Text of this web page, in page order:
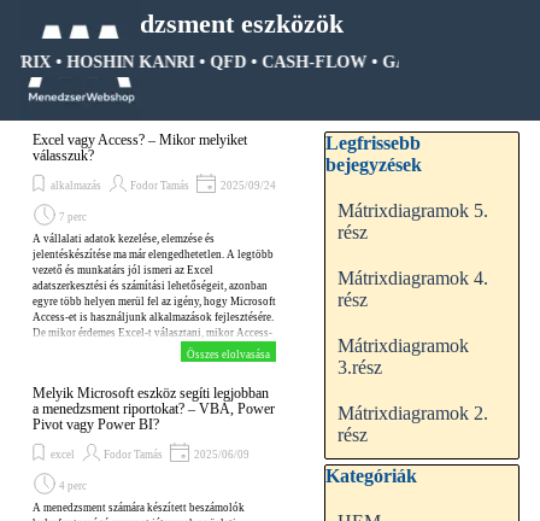
Menedzsment eszközök
• HOSHIN KANRI • QFD • CASH-FLOW • GANTT DIAGRAM •
Ugrás a menüre
Excel vagy Access? – Mikor melyiket
válasszuk?
alkalmazás Fodor Tamás 2025/09/24
7 perc
A vállalati adatok kezelése, elemzése és
jelentéskészítése ma már elengedhetetlen. A legtöbb
vezető és munkatárs jól ismeri az Excel
adatszerkesztési és számítási lehetőségeit, azonban
egyre több helyen merül fel az igény, hogy Microsoft
Access-et is használjunk alkalmazások fejlesztésére.
De mikor érdemes Excel-t választani, mikor Access-
t, és mikor érdemes kombinálni őket? Ez a
blogbejegyzés végigvezet a legfontosabb
Összes elolvasása
Melyik Microsoft eszköz segíti legjobban
a menedzsment riportokat? – VBA, Power
Pivot vagy Power BI?
excel Fodor Tamás 2025/06/09
4 perc
A menedzsment számára készített beszámolók
Kihagy blokk Legfrissebb
Legfrissebb
bejegyzések
Mátrixdiagramok 5.
rész
Mátrixdiagramok 4.
rész
Mátrixdiagramok
3.rész
Mátrixdiagramok 2.
rész
Kihagy blokk Kategóriák
Kategóriák